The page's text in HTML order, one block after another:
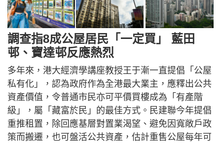
調查指8成公屋居民「一定買」 藍田
邨、寶達邨反應熱烈
多年來，港大經濟學講座教授王于漸一直提倡「公屋
私有化」，認為政府作為全港最大業主，應釋出公共
資產價值，令普通市民亦可平價買樓成為「有產階
級」，屬「藏富於民」的最佳方式。民建聯今年提倡
重推租置，除回應基層對置業渴望、避免因寬敞戶政
策而搬遷，也可盤活公共資產，估計重售公屋每年可